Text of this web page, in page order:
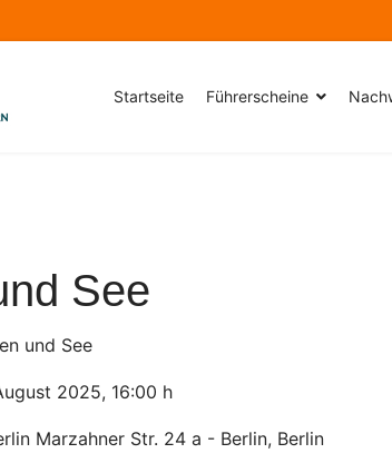
Startseite Führerscheine
See
und See
2025, 16:00 h
Marzahner Str. 24 a - Berlin, Berlin